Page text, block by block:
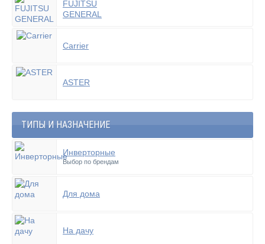
FUJITSU
GENERAL
Carrier
ASTER
ТИПЫ И НАЗНАЧЕНИЕ
Инверторные
Выбор по брендам
Для дома
На дачу